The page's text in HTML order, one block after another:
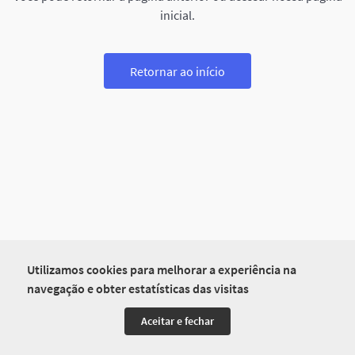
Utilizamos cookies para melhorar a experiência na
navegação e obter estatísticas das visitas
Aceitar e fechar
inicial.
Retornar ao início